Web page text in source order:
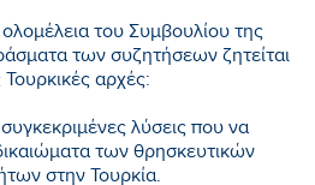
του Συμβουλίου της
των συζητήσεων ζητείται
Τουρκικές αρχές:
λύσεις που να
των θρησκευτικών
στην Τουρκία.